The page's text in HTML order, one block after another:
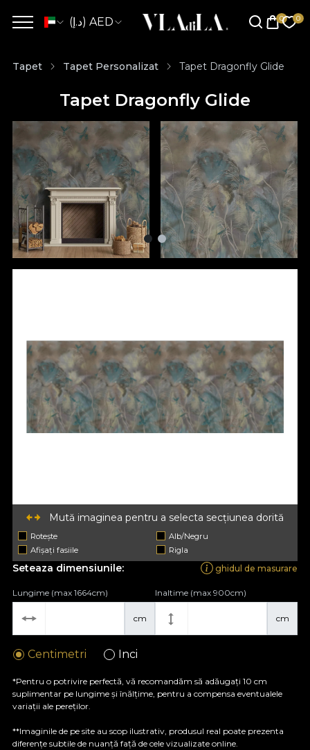
(د.إ) AED
Tapet Tapet Personalizat Tapet Dragonfly Glide
Tapet Dragonfly Glide
Mută imaginea pentru a selecta secțiunea dorită
Rotește
Alb/Negru
Afișați fasiile
Rigla
Seteaza dimensiunile: ghidul de masurare
cm
Lungime (max 1664cm)
cm
Inaltime (max 900cm)
Centimetri Inci
*Pentru o potrivire perfectă, vă recomandăm să adăugați 10 cm
suplimentar pe lungime și înălțime, pentru a compensa eventualele
variații ale pereților.
**Imaginile de pe site au scop ilustrativ, produsul real poate prezenta
diferențe subtile de nuanță față de cele vizualizate online.